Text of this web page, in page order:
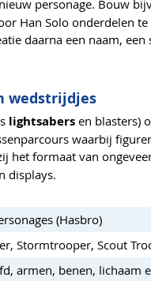
personage. Bouw
Han Solo onderdelen
daarna een naam,
wedstrijdjes
lightsabers en blasters)
waarbij
het formaat van
displays.
(Hasbro)
Stormtrooper, Scout
armen, benen, lichaam